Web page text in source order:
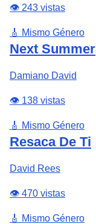
👁️ 243 vistas
🎸 Mismo Género
Next Summer
Damiano David
👁️ 138 vistas
🎸 Mismo Género
Resaca De Ti
David Rees
👁️ 470 vistas
🎸 Mismo Género